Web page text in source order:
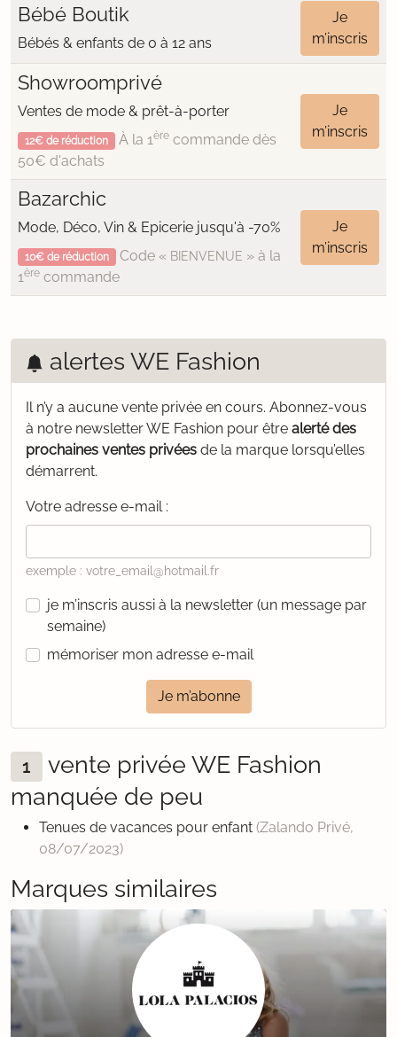
Bébé Boutik
Bébés & enfants de 0 à 12 ans
Je
m’inscris
Showroomprivé
Ventes de mode & prêt-à-porter
12€ de réduction À la 1èrecommande dès
50€ d'achats
Je
m’inscris
Bazarchic
Mode, Déco, Vin & Epicerie jusqu'à -70%
10€ de réduction Code « BIENVENUE » à la
1ère commande
Je
m’inscris
alertes WE Fashion
Il n’y a aucune vente privée en cours. Abonnez-vous
à notre newsletter WE Fashion pour être alerté des
prochaines ventes privées de la marque lorsqu’elles
démarrent.
Votre adresse e-mail :
exemple : votre_email@hotmail.fr
je m’inscris aussi à la newsletter (un message par
semaine)
mémoriser mon adresse e-mail
Je m’abonne
1
vente privée WE Fashion
manquée de peu
Tenues de vacances pour enfant (Zalando Privé,
08/07/2023)
Marques similaires